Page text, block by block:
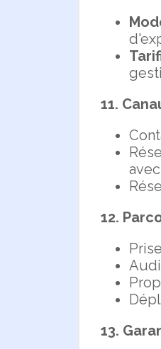
11.
12.
13.